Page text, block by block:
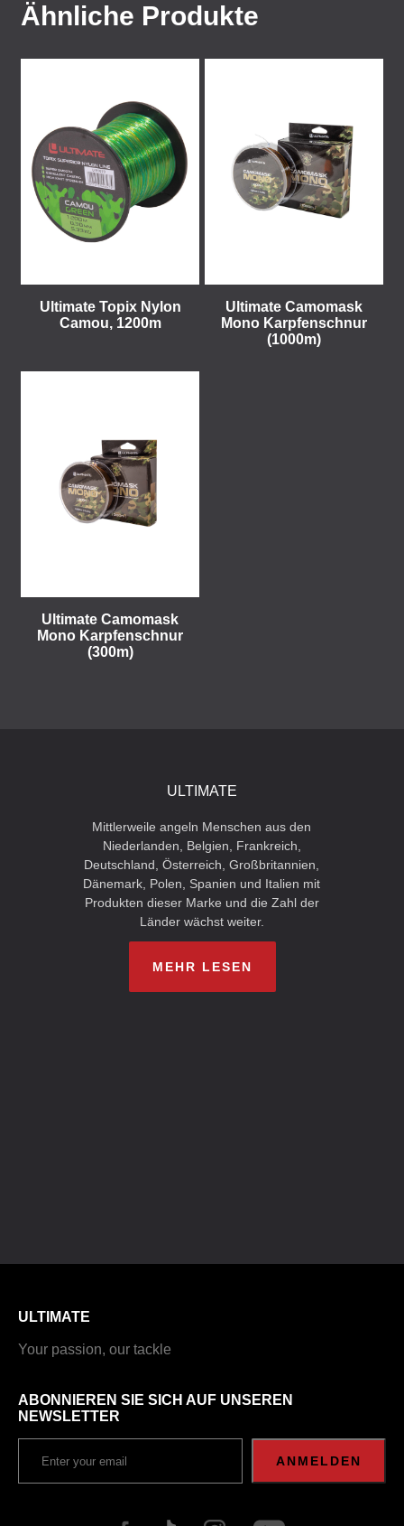
Ähnliche Produkte
Ultimate Topix Nylon
Camou, 1200m
Ultimate Camomask
Mono Karpfenschnur
(1000m)
Ultimate Camomask
Mono Karpfenschnur
(300m)
ULTIMATE
Mittlerweile angeln Menschen aus den
Niederlanden, Belgien, Frankreich,
Deutschland, Österreich, Großbritannien,
Dänemark, Polen, Spanien und Italien mit
Produkten dieser Marke und die Zahl der
Länder wächst weiter.
MEHR LESEN
ULTIMATE
Your passion, our tackle
ABONNIEREN SIE SICH AUF UNSEREN
NEWSLETTER
ANMELDEN